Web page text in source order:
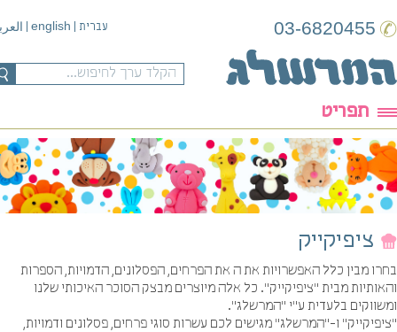
עברית|
english
|العربية 03-6820455
תפריט
ציפיקייק
מבין כלל האפשרויות את ה את הפרחים, הפסלונים, הדמויות, הספרות
מבית "ציפיקייק". כל אלה מיוצרים מבצק הסוכר האיכותי שלנו
בלעדית ע"י "המרשלג".
ו-"המרשלג" מגישים לכם עשרות סוגי פרחים, פסלונים ודמויות,